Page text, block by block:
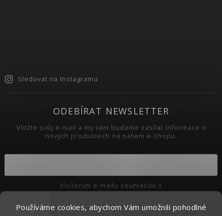
Používáme cookies, abychom Vám umožnili pohodlné
Sledovat na Instagramu
ODEBÍRAT NEWSLETTER
Vložte svůj e-mail a my vám budeme zasílat informace o
nových produktech na našem e-shopu.
podmínkami ochrany osobních údajů